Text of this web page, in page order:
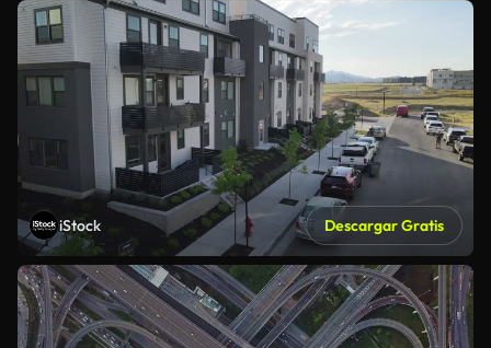
iStock Descargar Gratis